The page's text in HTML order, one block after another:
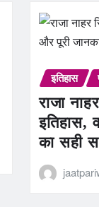
इतिहास
राजा
इतिहास,
का सही